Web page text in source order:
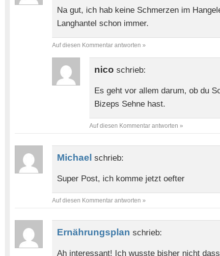
Na gut, ich hab keine Schmerzen im
Langhantel schon immer.
Auf diesen Kommentar antworten »
nico schrieb:
Es geht vor allem darum, ob du
Bizeps Sehne hast.
Auf diesen Kommentar antworten »
Michael schrieb:
Super Post, ich komme jetzt oefter
Auf diesen Kommentar antworten »
Ernährungsplan schrieb:
Ah interessant! Ich wusste bisher nicht